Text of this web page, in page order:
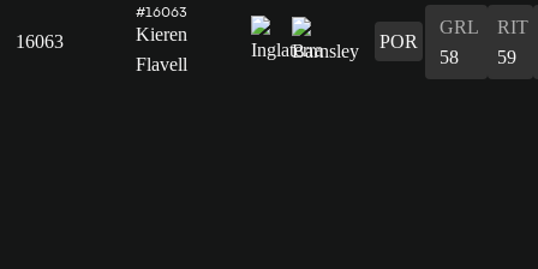
16063
#16063
Kieren
Flavell
POR
GRL
58
RIT
59